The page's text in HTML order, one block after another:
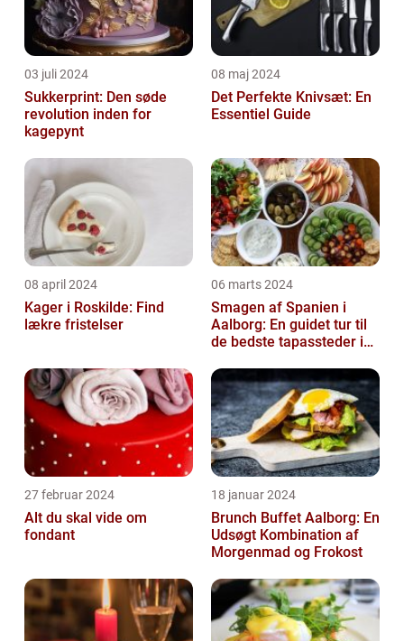
03 juli 2024
Sukkerprint: Den søde
revolution inden for
kagepynt
08 maj 2024
Det Perfekte Knivsæt: En
Essentiel Guide
08 april 2024
Kager i Roskilde: Find
lækre fristelser
06 marts 2024
Smagen af Spanien i
Aalborg: En guidet tur til
de bedste tapassteder i
27 februar 2024
Alt du skal vide om
fondant
18 januar 2024
Brunch Buffet Aalborg: En
Udsøgt Kombination af
Morgenmad og Frokost